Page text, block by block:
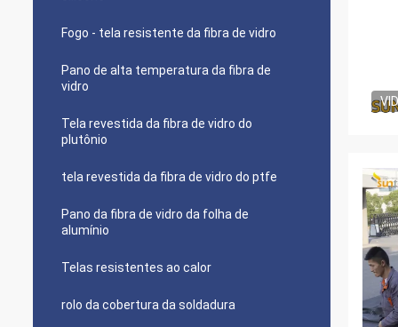
Fogo - tela resistente da fibra de vidro
Pano de alta temperatura da fibra de
vidro
Tela revestida da fibra de vidro do
plutônio
tela revestida da fibra de vidro do ptfe
Pano da fibra de vidro da folha de
alumínio
Telas resistentes ao calor
rolo da cobertura da soldadura